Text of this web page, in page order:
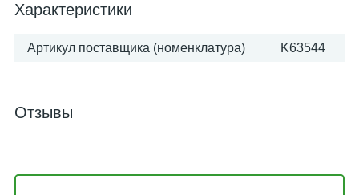
Характеристики
Артикул поставщика (номенклатура) K63544
Отзывы